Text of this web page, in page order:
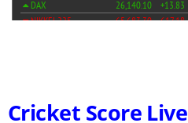
Cricket Score Live